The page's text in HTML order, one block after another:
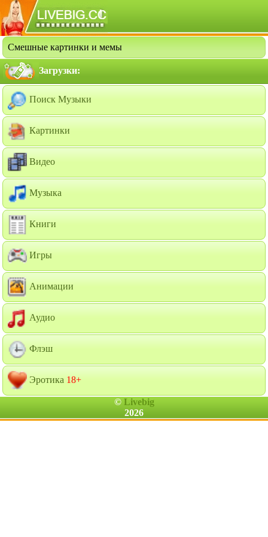
Смешные картинки и мемы
Загрузки:
Поиск Музыки
Картинки
Видео
Музыка
Книги
Игры
Анимации
Аудио
Флэш
Эротика 18+
© Livebig
2026